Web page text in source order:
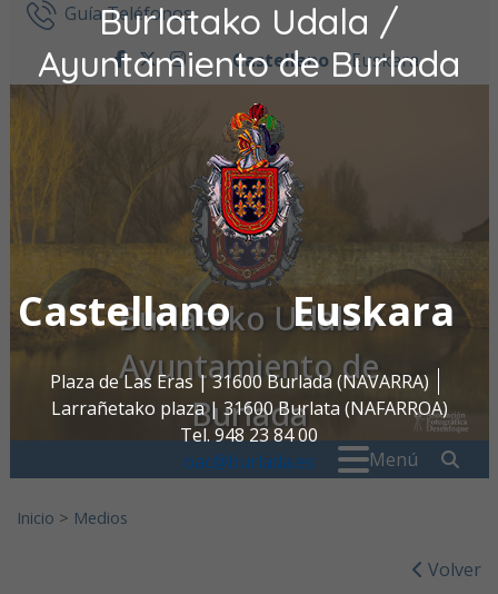
Burlatako Udala /
Ayuntamiento de Burlada
Castellano Euskara
Plaza de Las Eras | 31600 Burlada (NAVARRA)
Larrañetako plaza | 31600 Burlata (NAFARROA)
Tel. 948 23 84 00
oac@burlada.es
Ir al contenidoGuía Teléfonos
facebook
twitter
instagram
Castellano Euskara
Burlatako Udala /
Ayuntamiento de
Burlada
Menú
Inicio > Medios
Volver